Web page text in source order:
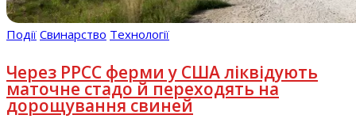
Події Свинарство Технології
Через РРСС ферми у США ліквідують
маточне стадо й переходять на
дорощування свиней